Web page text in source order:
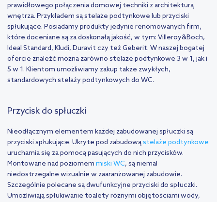
prawidłowego połączenia domowej techniki z architekturą
wnętrza. Przykładem są stelaże podtynkowe lub przyciski
spłukujące. Posiadamy produkty jedynie renomowanych firm,
które doceniane są za doskonałą jakość, w tym: Villeroy&Boch,
Ideal Standard, Kludi, Duravit czy też Geberit. W naszej bogatej
ofercie znaleźć można zarówno stelaże podtynkowe 3 w 1, jak i
5 w 1. Klientom umożliwiamy zakup także zwykłych,
standardowych stelaży podtynkowych do WC.
Przycisk do spłuczki
Nieodłącznym elementem każdej zabudowanej spłuczki są
przyciski spłukujące. Ukryte pod zabudowąstelaże podtynkowe
uruchamia się za pomocą pasujących do nich przycisków.
Montowane nad poziomem miski WC, są niemal
niedostrzegalne wizualnie w zaaranżowanej zabudowie.
Szczególnie polecane są dwufunkcyjne przyciski do spłuczki.
Umożliwiają spłukiwanie toalety różnymi objętościami wody,